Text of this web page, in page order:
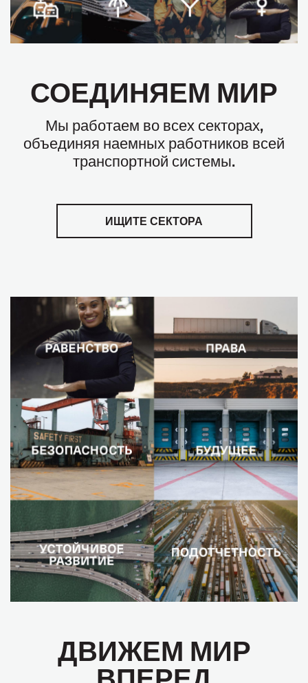
СОЕДИНЯЕМ МИР
Мы работаем во всех секторах,
объединяя наемных работников всей
транспортной системы.
ИЩИТЕ СЕКТОРА
ДВИЖЕМ МИР